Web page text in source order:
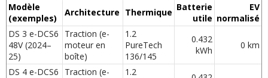
Modèle
(exemples)
Architecture Thermique Batterie
utile
EV
normalisé
DS 3 e-DCS6
48V (2024–
25)
Traction (e-
moteur en
boîte)
1.2
PureTech
136/145
0.432
kWh
0 km
DS 4 e-DCS6
Traction (e-
1.2